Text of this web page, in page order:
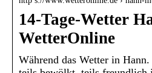
14-Tage-Wetter
WetterOnline
Während das Wetter in